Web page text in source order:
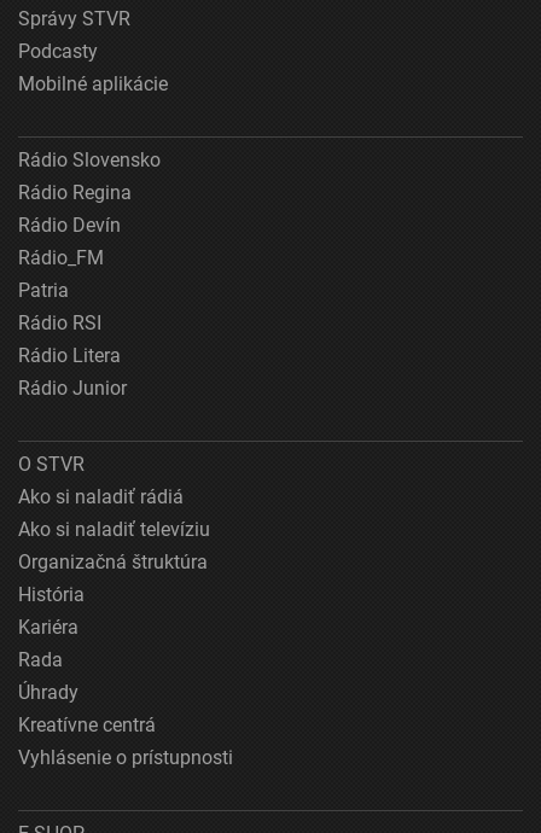
Správy STVR
Podcasty
Mobilné aplikácie
Rádio Slovensko
Rádio Regina
Rádio Devín
Rádio_FM
Patria
Rádio RSI
Rádio Litera
Rádio Junior
O STVR
Ako si naladiť rádiá
Ako si naladiť televíziu
Organizačná štruktúra
História
Kariéra
Rada
Úhrady
Kreatívne centrá
Vyhlásenie o prístupnosti